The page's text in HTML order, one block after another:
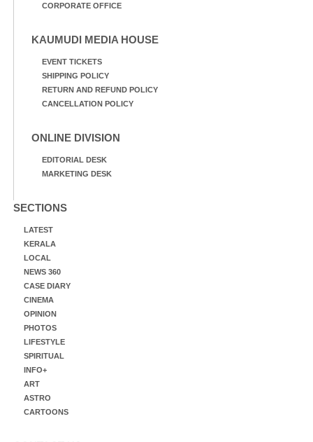
CORPORATE OFFICE
KAUMUDI MEDIA HOUSE
EVENT TICKETS
SHIPPING POLICY
RETURN AND REFUND POLICY
CANCELLATION POLICY
ONLINE DIVISION
EDITORIAL DESK
MARKETING DESK
SECTIONS
LATEST
KERALA
LOCAL
NEWS 360
CASE DIARY
CINEMA
OPINION
PHOTOS
LIFESTYLE
SPIRITUAL
INFO+
ART
ASTRO
CARTOONS